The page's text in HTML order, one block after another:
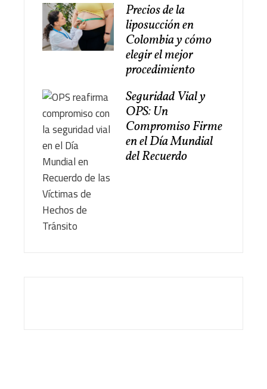
Precios de la
liposucción en
Colombia y cómo
elegir el mejor
procedimiento
Seguridad Vial y
OPS: Un
Compromiso Firme
en el Día Mundial
del Recuerdo